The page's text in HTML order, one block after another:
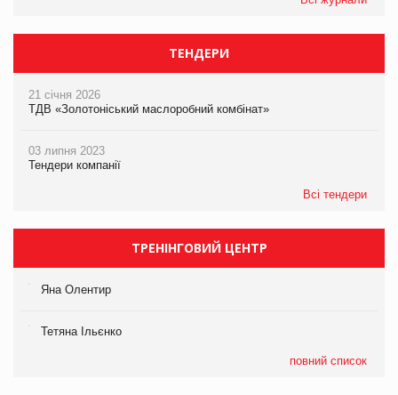
ТЕНДЕРИ
21 січня 2026
ТДВ «Золотоніський маслоробний комбінат»
03 липня 2023
Тендери компанії
Всі тендери
ТРЕНІНГОВИЙ ЦЕНТР
Яна Олентир
Тетяна Ільєнко
повний список